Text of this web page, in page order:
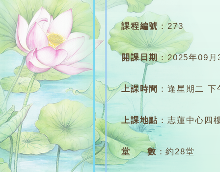
課程編號 ：273
開課日期 ：2025年09月
上課時間 ：逢星期二
上課地點 ：志蓮中心四
堂 數：約28堂